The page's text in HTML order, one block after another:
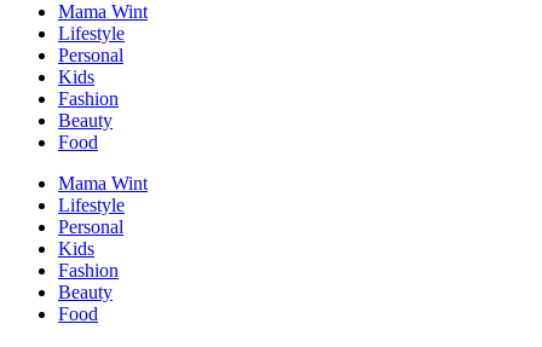
Mama Wint
Lifestyle
Personal
Kids
Fashion
Beauty
Food
Mama Wint
Lifestyle
Personal
Kids
Fashion
Beauty
Food